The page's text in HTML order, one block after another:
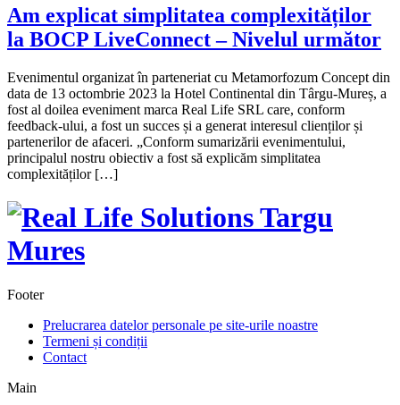
Am explicat simplitatea complexităților
la BOCP LiveConnect – Nivelul următor
Evenimentul organizat în parteneriat cu Metamorfozum Concept din
data de 13 octombrie 2023 la Hotel Continental din Târgu-Mureș, a
fost al doilea eveniment marca Real Life SRL care, conform
feedback-ului, a fost un succes și a generat interesul clienților și
partenerilor de afaceri. „Conform sumarizării evenimentului,
principalul nostru obiectiv a fost să explicăm simplitatea
complexităților […]
Footer
Prelucrarea datelor personale pe site-urile noastre
Termeni și condiții
Contact
Main